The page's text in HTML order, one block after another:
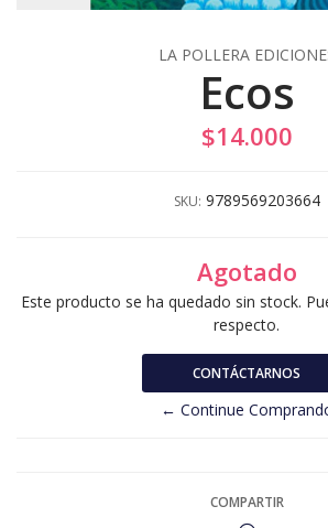
LA POLLERA
Ecos
$14.000
SKU: 9789569203664
Agotado
Este producto se ha quedado sin stock.
respecto.
CONTÁCTARNOS
← Continue
COMPARTIR